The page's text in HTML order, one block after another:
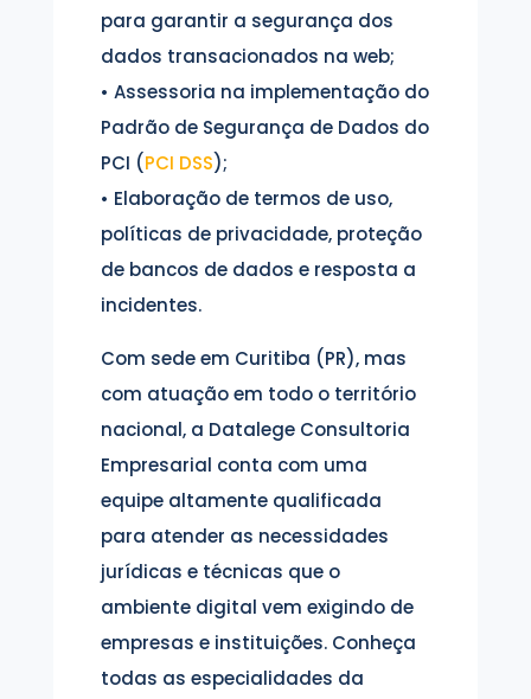
para garantir a segurança dos
dados transacionados na web;
• Assessoria na implementação do
Padrão de Segurança de Dados do
PCI (PCI DSS);
• Elaboração de termos de uso,
políticas de privacidade, proteção
de bancos de dados e resposta a
incidentes.
Com sede em Curitiba (PR), mas
com atuação em todo o território
nacional, a Datalege Consultoria
Empresarial conta com uma
equipe altamente qualificada
para atender as necessidades
jurídicas e técnicas que o
ambiente digital vem exigindo de
empresas e instituições. Conheça
todas as especialidades da